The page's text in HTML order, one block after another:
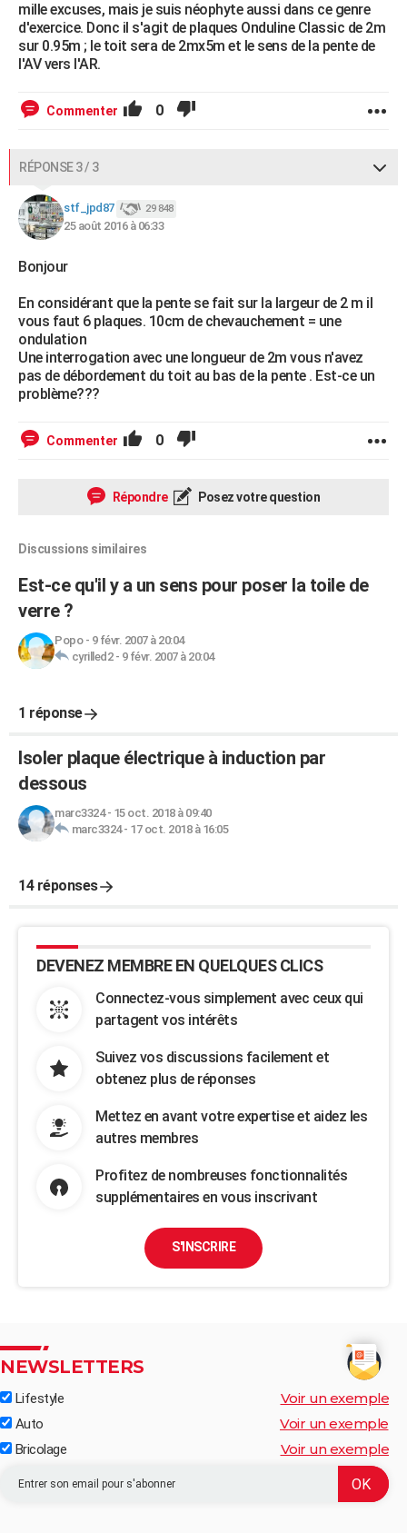
mille excuses, mais je suis néophyte aussi dans ce genre
d'exercice. Donc il s'agit de plaques Onduline Classic de 2m
sur 0.95m ; le toit sera de 2mx5m et le sens de la pente de
l'AV vers l'AR.
Commenter 0
RÉPONSE 3 / 3
stf_jpd87 29 848
25 août 2016 à 06:33
Bonjour
En considérant que la pente se fait sur la largeur de 2 m il
vous faut 6 plaques. 10cm de chevauchement = une
ondulation
Une interrogation avec une longueur de 2m vous n'avez
pas de débordement du toit au bas de la pente . Est-ce un
problème???
Commenter 0
Répondre Posez votre question
Discussions similaires
Est-ce qu'il y a un sens pour poser la toile de
verre ?
Popo- 9 févr. 2007 à 20:04
cyrilled2- 9 févr. 2007 à 20:04
1 réponse
Isoler plaque électrique à induction par
dessous
marc3324- 15 oct. 2018 à 09:40
marc3324- 17 oct. 2018 à 16:05
14 réponses
DEVENEZ MEMBRE EN QUELQUES CLICS
Connectez-vous simplement avec ceux qui
partagent vos intérêts
Suivez vos discussions facilement et
obtenez plus de réponses
Mettez en avant votre expertise et aidez les
autres membres
Profitez de nombreuses fonctionnalités
supplémentaires en vous inscrivant
S'INSCRIRE
NEWSLETTERS
Lifestyle Voir un exemple
Auto Voir un exemple
Bricolage Voir un exemple